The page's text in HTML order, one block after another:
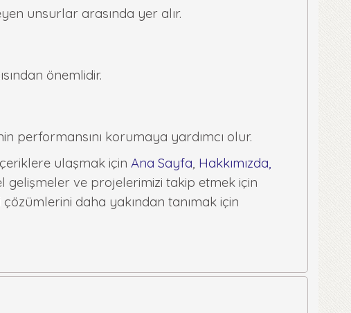
unsurlar arasında yer alır.
önemlidir.
performansını korumaya yardımcı olur.
ulaşmak için Ana Sayfa, Hakkımızda,
gelişmeler ve projelerimizi takip etmek için
daha yakından tanımak için